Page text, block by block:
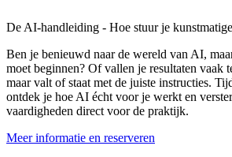
De AI-handleiding - Hoe stuur je
Ben je benieuwd naar de wereld van AI,
moet beginnen? Of vallen je resultaten vaak
maar valt of staat met de juiste instructies.
ontdek je hoe AI écht voor je werkt en
vaardigheden direct voor de praktijk.
Meer informatie en reserveren